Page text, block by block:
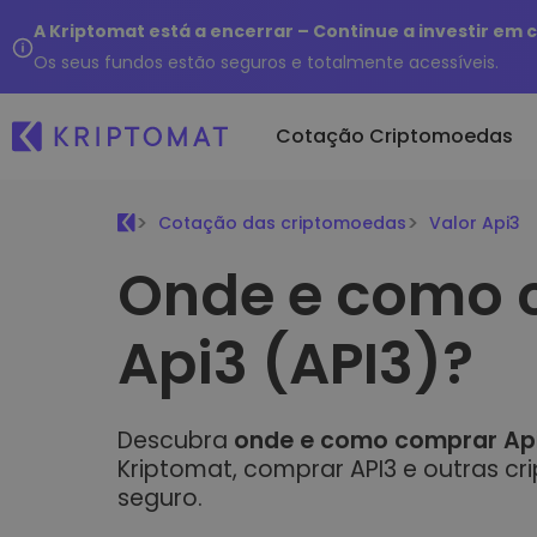
A Kriptomat está a encerrar – Continue a investir em
Os seus fundos estão seguros e totalmente acessíveis.
Cotação Criptomoedas
Todos os preços
Mais de 300 criptomoedas
Principais Ganhadores &
Perdedores
Procure oportunidades de
investimento
Compre mais de
criptomoedas
Trocar Crypto
Mais de 1000
Modo inteligente
Cotação das criptomoedas Valor Api3
Onde e como
Api3 (API3)?
Descubra onde e como comprar
Kriptomat, comprar API3 e outras
seguro.